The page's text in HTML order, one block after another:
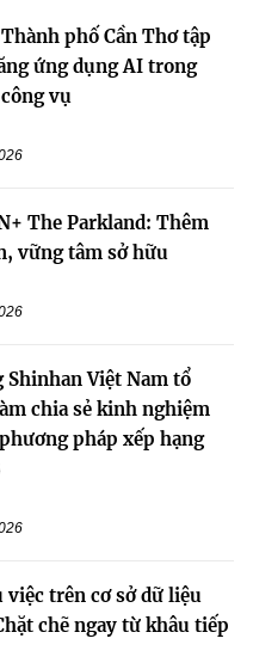
phố Cần Thơ tập
ứng dụng AI trong
vụ
The Parkland: Thêm
vững tâm sở hữu
Shinhan Việt Nam tổ
chia sẻ kinh nghiệm
pháp xếp hạng
việc trên cơ sở dữ liệu
chẽ ngay từ khâu tiếp